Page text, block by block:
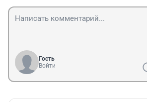
Гость
Войти